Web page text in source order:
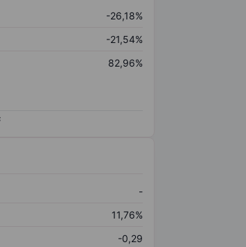
-26,18%
-21,54%
82,96%
-
11,76%
-0,29